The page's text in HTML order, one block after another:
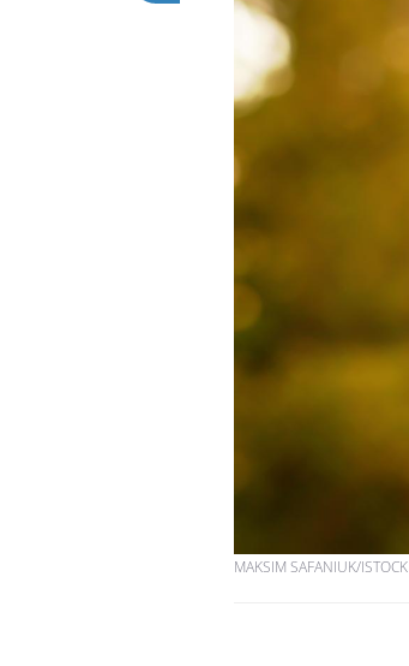
MAKSIM SAFANIUK/ISTOCK